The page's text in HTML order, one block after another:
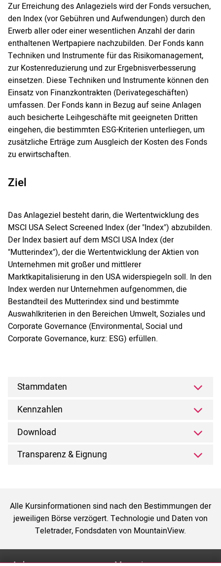
Zur Erreichung des Anlageziels wird der Fonds versuchen,
den Index (vor Gebühren und Aufwendungen) durch den
Erwerb aller oder einer wesentlichen Anzahl der darin
enthaltenen Wertpapiere nachzubilden. Der Fonds kann
Techniken und Instrumente für das Risikomanagement,
zur Kostenreduzierung und zur Ergebnisverbesserung
einsetzen. Diese Techniken und Instrumente können den
Einsatz von Finanzkontrakten (Derivategeschäften)
umfassen. Der Fonds kann in Bezug auf seine Anlagen
auch besicherte Leihgeschäfte mit geeigneten Dritten
eingehen, die bestimmten ESG-Kriterien unterliegen, um
zusätzliche Erträge zum Ausgleich der Kosten des Fonds
zu erwirtschaften.
Ziel
Das Anlageziel besteht darin, die Wertentwicklung des
MSCI USA Select Screened Index (der "Index") abzubilden.
Der Index basiert auf dem MSCI USA Index (der
"Mutterindex"), der die Wertentwicklung der Aktien von
Unternehmen mit großer und mittlerer
Marktkapitalisierung in den USA widerspiegeln soll. In den
Index werden nur Unternehmen aufgenommen, die
Bestandteil des Mutterindex sind und bestimmte
Auswahlkriterien in den Bereichen Umwelt, Soziales und
Corporate Governance (Environmental, Social und
Corporate Governance, kurz: ESG) erfüllen.
Stammdaten
Kennzahlen
Download
Transparenz & Eignung
Alle Kursinformationen sind nach den Bestimmungen der
jeweiligen Börse verzögert. Technologie und Daten von
Teletrader, Fondsdaten von MountainView.